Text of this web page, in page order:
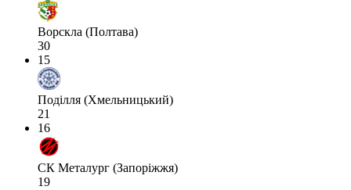
Ворскла (Полтава)
30
15
Поділля (Хмельницький)
21
16
СК Металург (Запоріжжя)
19